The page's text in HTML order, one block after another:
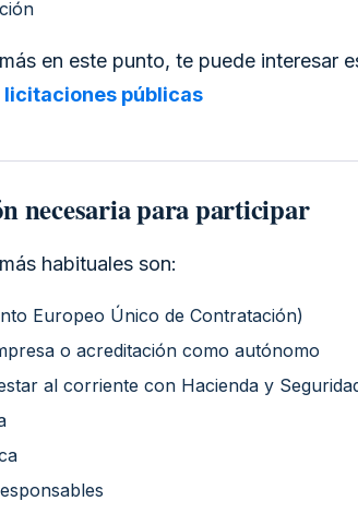
en este punto, te puede interesar
públicas
necesaria para participar
habituales son:
Europeo Único de Contratación)
o acreditación como autónomo
al corriente con Hacienda y